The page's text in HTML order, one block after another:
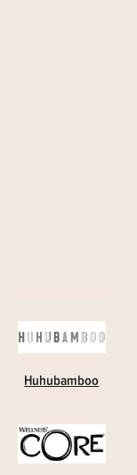
Huhubamboo